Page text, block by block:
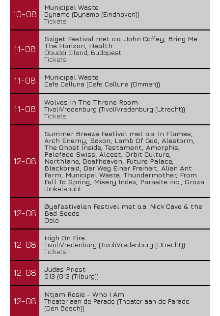
10-08
Municipal Waste
Dynamo (Dynamo (Eindhoven))
Tickets
11-08
Sziget Festival met o.a. John Coffey, Bring Me
The Horizon, Health
Óbudai Eiland, Budapest
Tickets
11-08
Municipal Waste
Cafe Calluna (Cafe Calluna (Ommen))
11-08
Wolves In The Throne Room
TivoliVredenburg (TivoliVredenburg (Utrecht))
Tickets
12-08
Summer Breeze Festival met o.a. In Flames,
Arch Enemy, Saxon, Lamb Of God, Alestorm,
The Ghost Inside, Testament, Amorphis,
Paleface Swiss, Alcest, Orbit Culture,
Northlane, Deafheaven, Future Palace,
Blackbraid, Der Weg Einer Freiheit, Alien Ant
Farm, Municipal Waste, Thundermother, From
Fall To Spring, Misery Index, Parasite inc., Groza
Dinkelsbühl
12-08
Øyafestivalen Festival met o.a. Nick Cave & the
Bad Seeds
Oslo
12-08
High On Fire
TivoliVredenburg (TivoliVredenburg (Utrecht))
Tickets
12-08
Judas Priest
013 (013 (Tilburg))
12-08
Ntjam Rosie - Who I Am
Theater aan de Parade (Theater aan de Parade
(Den Bosch))